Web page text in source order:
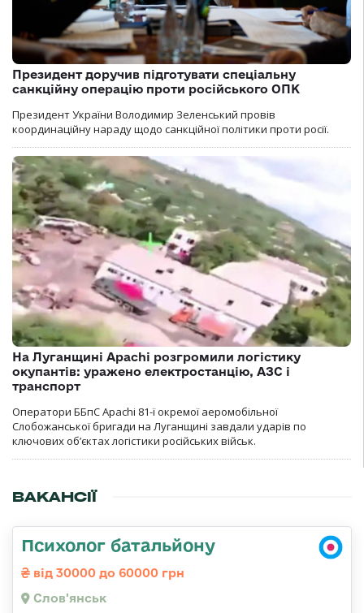
Президент доручив підготувати спеціальну
санкційну операцію проти російського ОПК
Президент України Володимир Зеленський провів
координаційну нараду щодо санкційної політики проти росії.
На Луганщині Apachi розгромили логістику
окупантів: уражено електростанцію, АЗС і
транспорт
Оператори ББпС Apachi 81-ї окремої аеромобільної
Слобожанської бригади на Луганщині завдали ударів по
ключових об’єктах логістики російських військ.
ВАКАНСІЇ
Психолог батальйону
від 30000 до 60000 грн
Слов'янськ